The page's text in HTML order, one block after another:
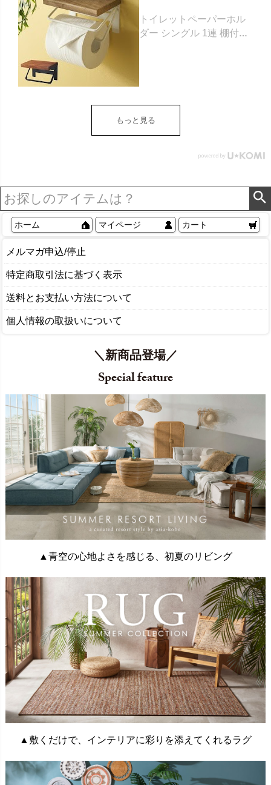
トイレットペーパーホル
ダー シングル 1連 棚付き
ダー 収納 DIY アンティー
ク ヴィンテージ ナチュラ
リア アジアン [84302] ホ
もっと見る
ホーム マイページ カート
メルマガ申込/停止
特定商取引法に基づく表示
送料とお支払い方法について
個人情報の取扱いについて
＼新商品登場／
Special feature
▲青空の心地よさを感じる、初夏のリビング
▲敷くだけで、インテリアに彩りを添えてくれるラグ